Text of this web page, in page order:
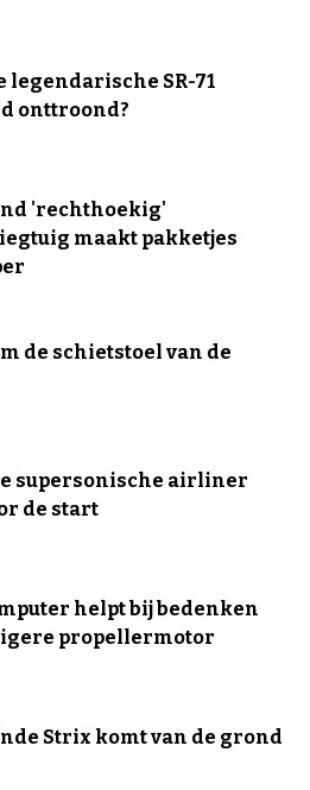
legendarische SR-71
onttroond?
'rechthoekig'
maakt pakketjes
de schietstoel van de
supersonische airliner
de start
helpt bij bedenken
propellermotor
Strix komt van de grond